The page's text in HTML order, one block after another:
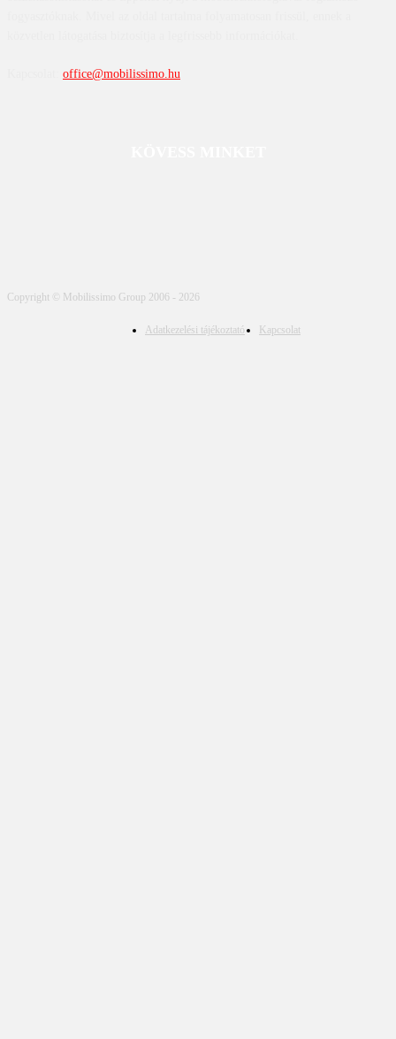
office@mobilissimo.hu
Copyright © Mobilissimo Group 2006 - 2026
Adatkezelési tájékoztató Kapcsolat